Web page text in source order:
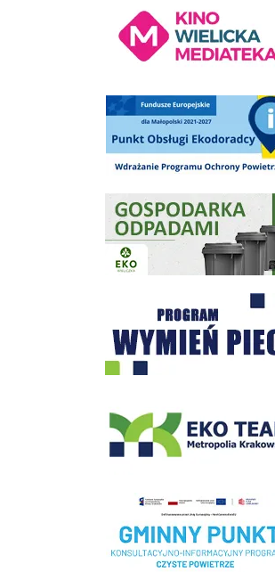
Punkt Obsługi Ekodoradcy Wieliczka
Gospodarka odpadami na terenie
Program "Czyste Powietrze" - Wieliczka
Realizacja Programu Czyste Powietrze